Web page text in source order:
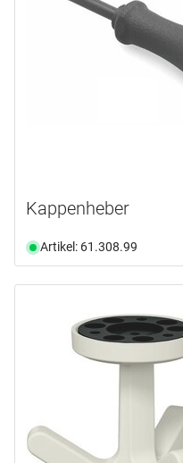
Kappenheber
Artikel: 61.308.99